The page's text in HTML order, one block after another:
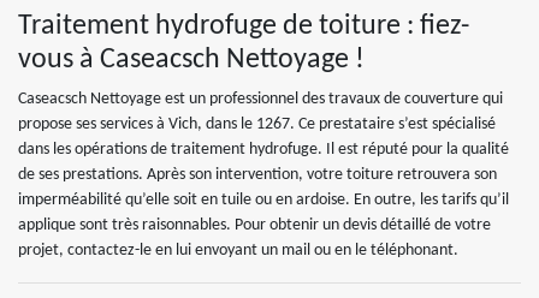
Traitement hydrofuge de toiture : fiez-
vous à Caseacsch Nettoyage !
Caseacsch Nettoyage est un professionnel des travaux de couverture qui
propose ses services à Vich, dans le 1267. Ce prestataire s’est spécialisé
dans les opérations de traitement hydrofuge. Il est réputé pour la qualité
de ses prestations. Après son intervention, votre toiture retrouvera son
imperméabilité qu’elle soit en tuile ou en ardoise. En outre, les tarifs qu’il
applique sont très raisonnables. Pour obtenir un devis détaillé de votre
projet, contactez-le en lui envoyant un mail ou en le téléphonant.